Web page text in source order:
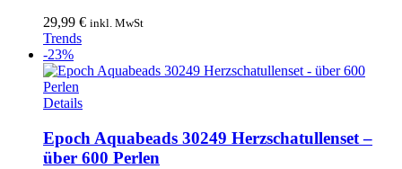
werden
29,99 € inkl. MwSt
Trends
-23%
Details
Epoch Aquabeads 30249 Herzschatullenset –
über 600 Perlen